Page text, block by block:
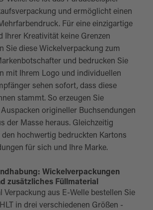
und ermöglicht einen
Für eine einzigartige
Ihrer Kreativität keine Grenzen
Sie diese Wickelverpackung zum
und bedrucken Sie
mit Ihrem Logo und individuellen
sehen sofort, dass diese
stammt. So erzeugen Sie
origineller Buchsendungen
der Masse heraus. Gleichzeitig
hochwertig bedruckten Kartons
für sich und Ihre Marke.
Wickelverpackungen
zusätzliches Füllmaterial
Verpackung aus E-Welle bestellen Sie
in drei verschiedenen Größen -